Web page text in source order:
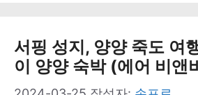
서핑 성지, 양양 죽도 여
이 양양 숙박 (에어 비앤